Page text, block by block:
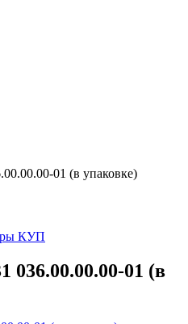
01 (в упаковке)
КУП
01 (в